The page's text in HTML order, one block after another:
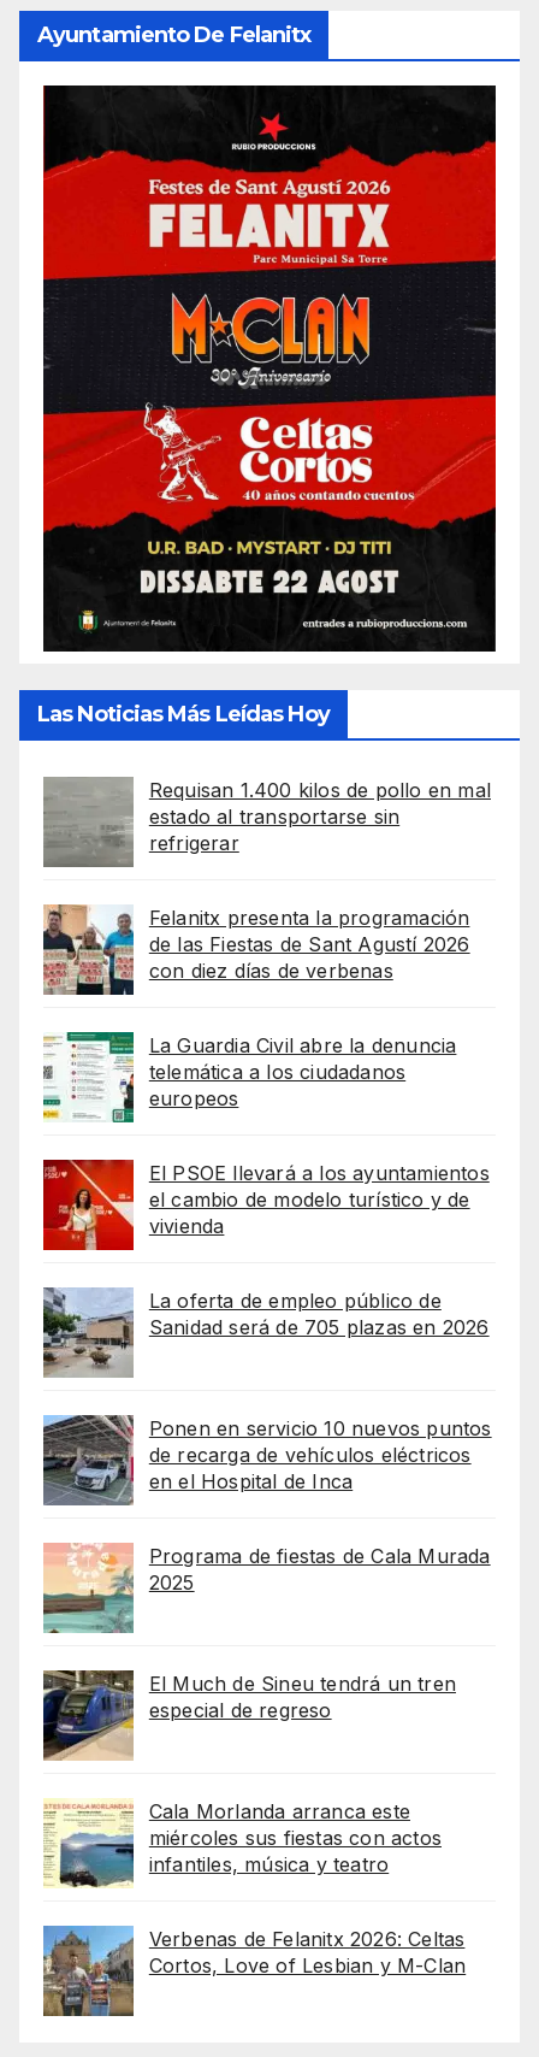
Ayuntamiento De Felanitx
Las Noticias Más Leídas Hoy
Requisan 1.400 kilos de pollo en mal
estado al transportarse sin
refrigerar
Felanitx presenta la programación
de las Fiestas de Sant Agustí 2026
con diez días de verbenas
La Guardia Civil abre la denuncia
telemática a los ciudadanos
europeos
El PSOE llevará a los ayuntamientos
el cambio de modelo turístico y de
vivienda
La oferta de empleo público de
Sanidad será de 705 plazas en 2026
Ponen en servicio 10 nuevos puntos
de recarga de vehículos eléctricos
en el Hospital de Inca
Programa de fiestas de Cala Murada
2025
El Much de Sineu tendrá un tren
especial de regreso
Cala Morlanda arranca este
miércoles sus fiestas con actos
infantiles, música y teatro
Verbenas de Felanitx 2026: Celtas
Cortos, Love of Lesbian y M-Clan